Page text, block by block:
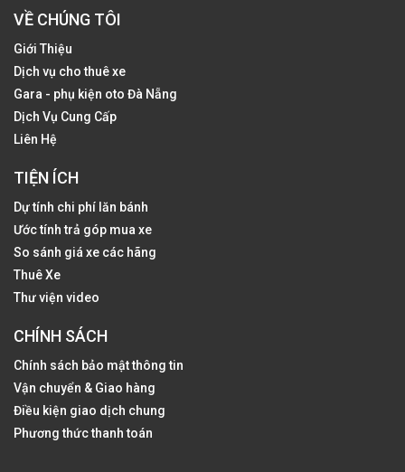
VỀ CHÚNG TÔI
Giới Thiệu
Dịch vụ cho thuê xe
Gara - phụ kiện oto Đà Nẵng
Dịch Vụ Cung Cấp
Liên Hệ
TIỆN ÍCH
Dự tính chi phí lăn bánh
Ước tính trả góp mua xe
So sánh giá xe các hãng
Thuê Xe
Thư viện video
CHÍNH SÁCH
Chính sách bảo mật thông tin
Vận chuyển & Giao hàng
Điều kiện giao dịch chung
Phương thức thanh toán